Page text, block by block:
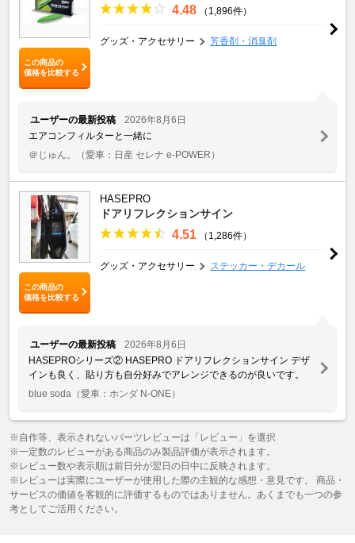
この商品の
価格を比較する
4.48 （1,896件）
グッズ・アクセサリー 芳香剤・消臭剤
ユーザーの最新投稿
2026年8月6日
エアコンフィルターと一緒に
＠じゅん。
（愛車：日産 セレナ e-POWER）
この商品の
価格を比較する
HASEPRO
ドアリフレクションサイン
4.51 （1,286件）
グッズ・アクセサリー ステッカー・デカール
ユーザーの最新投稿
2026年8月6日
HASEPROシリーズ② HASEPRO ドアリフレクションサイン デザ
インも良く、貼り方も自分好みでアレンジできるのが良いです。
blue soda （愛車：ホンダ N-ONE）
※自作等、表示されないパーツレビューは「レビュー」を選択
※一定数のレビューがある商品のみ製品評価が表示されます。
※レビュー数や表示順は前日分が翌日の日中に反映されます。
※レビューは実際にユーザーが使用した際の主観的な感想・意見です。 商品・
サービスの価値を客観的に評価するものではありません。あくまでも一つの参
考としてご活用ください。